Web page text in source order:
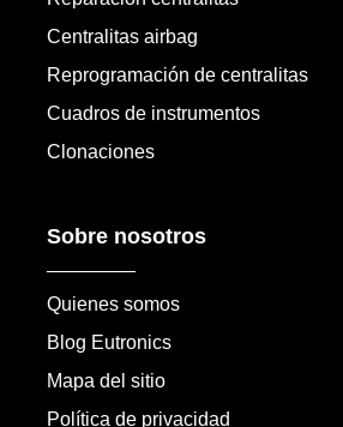
Centralitas airbag
Reprogramación de centralitas
Cuadros de instrumentos
Clonaciones
Sobre nosotros
Quienes somos
Blog Eutronics
Mapa del sitio
Política de privacidad